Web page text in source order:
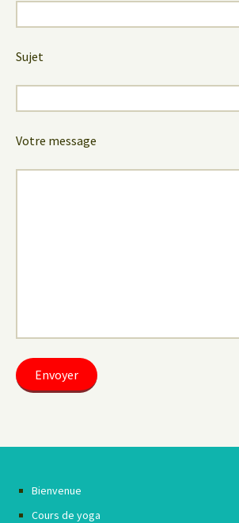
Sujet
Votre message
Bienvenue
Cours de yoga